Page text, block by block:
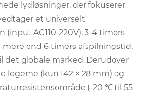
lydløsninger, der fokuserer
et universelt
AC110-220V), 3-4 timers
end 6 timers afspilningstid,
det globale marked. Derudover
legeme (kun 142 × 28 mm) og
(-20 ℃ til 55